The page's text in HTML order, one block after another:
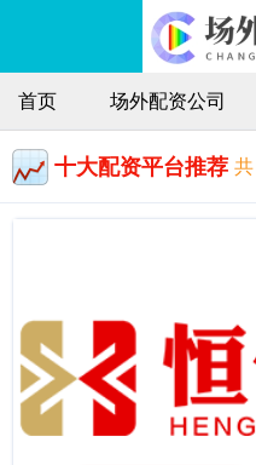
首页 场外配资公司
十大配资平台推荐 共